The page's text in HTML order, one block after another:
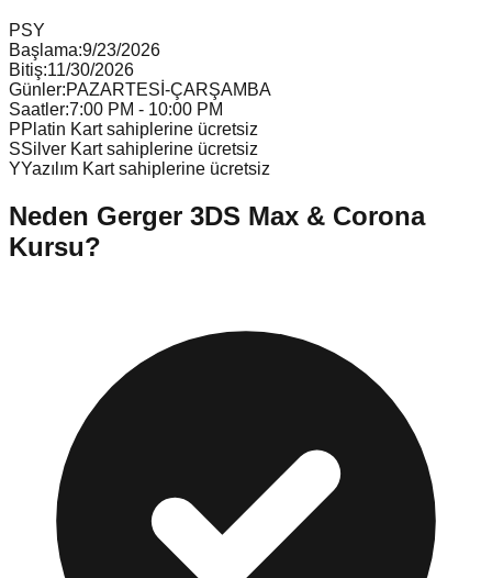
PSY
Başlama:9/23/2026
Bitiş:11/30/2026
Günler:PAZARTESİ-ÇARŞAMBA
Saatler:7:00 PM - 10:00 PM
PPlatin Kart sahiplerine ücretsiz
SSilver Kart sahiplerine ücretsiz
YYazılım Kart sahiplerine ücretsiz
Neden Gerger 3DS Max & Corona
Kursu?